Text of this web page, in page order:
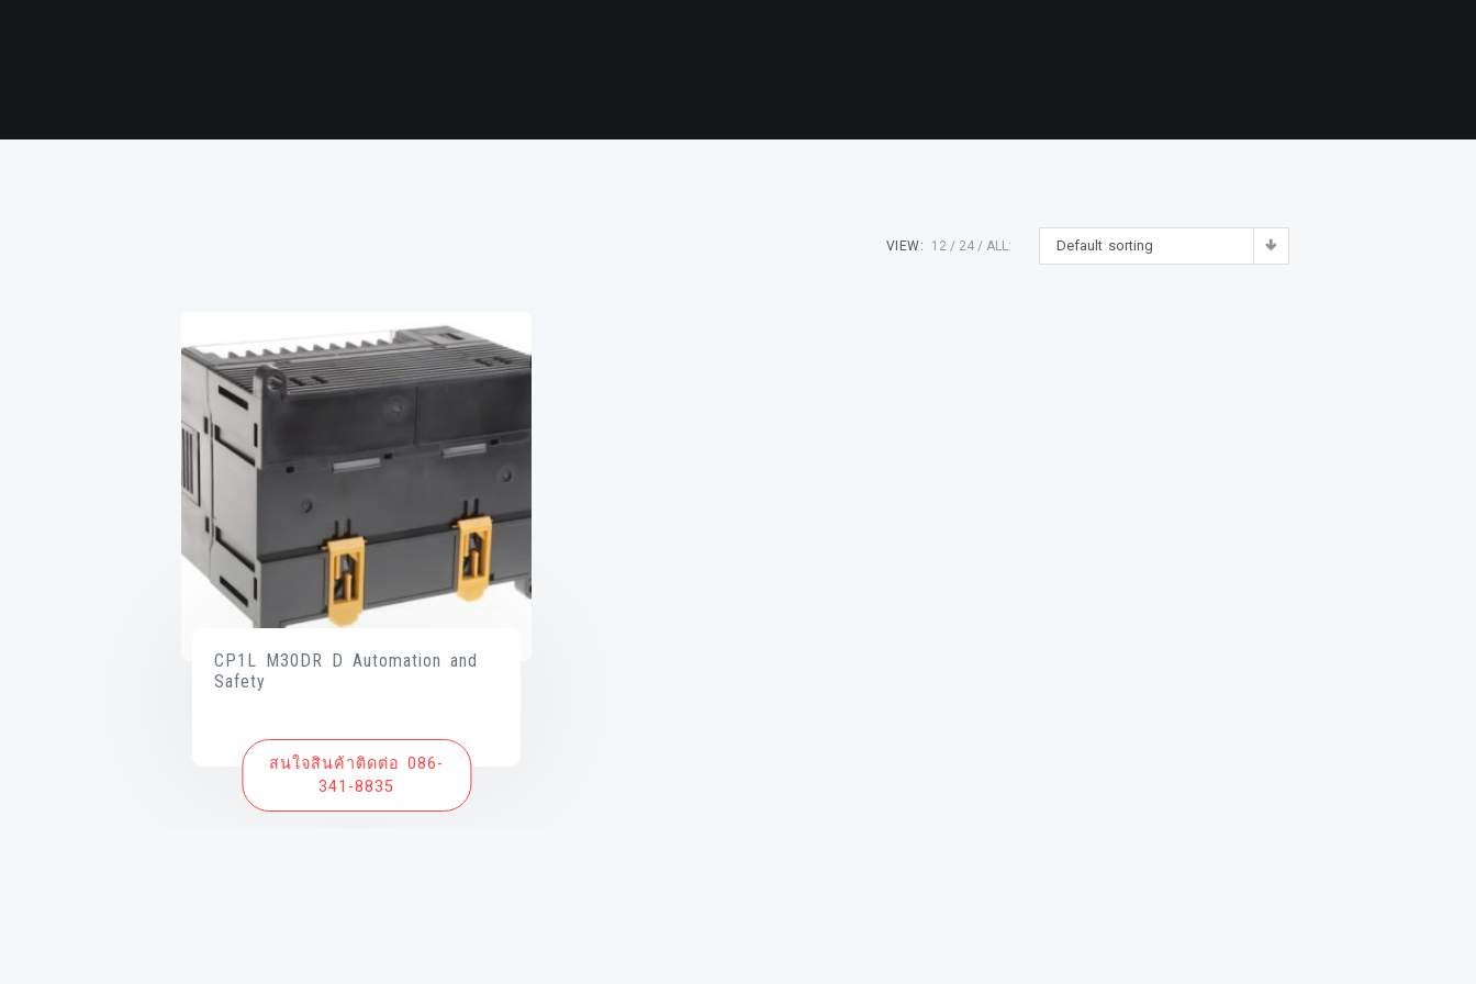
Default sorting
VIEW: 12 24 ALL:
CP1L M30DR D Automation and
Safety
สนใจสินค้าติดต่อ 086-
341-8835